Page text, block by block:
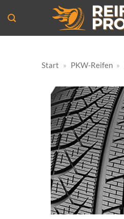
Inhalt
springen
Start » PKW-Reifen »